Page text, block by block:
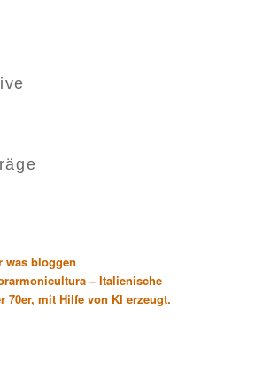
was bloggen
– Italienische
70er, mit Hilfe von KI erzeugt.